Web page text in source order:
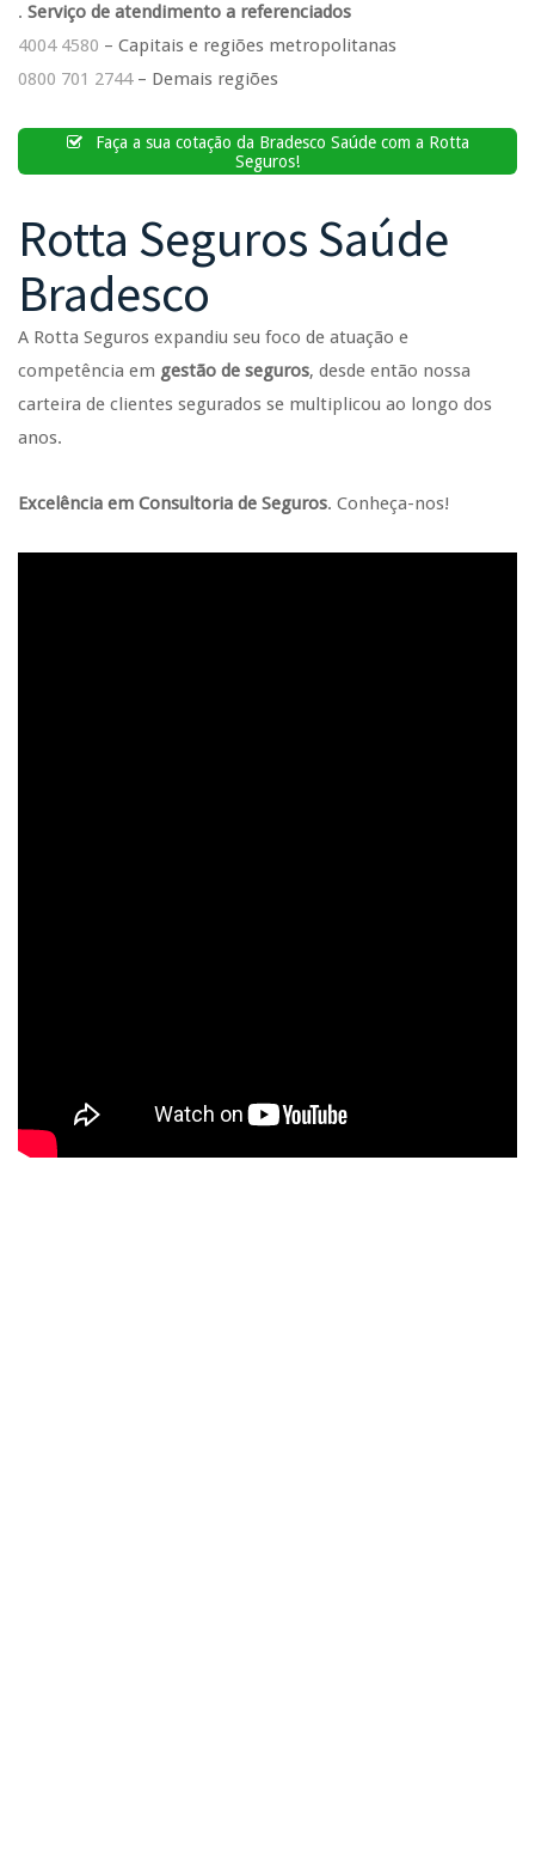
. Serviço de atendimento a referenciados
4004 4580 – Capitais e regiões metropolitanas
0800 701 2744– Demais regiões
Faça a sua cotação da Bradesco Saúde com a Rotta
Seguros!
Rotta Seguros Saúde
Bradesco
A Rotta Seguros expandiu seu foco de atuação e
competência em gestão de seguros, desde então nossa
carteira de clientes segurados se multiplicou ao longo dos
anos.
Excelência em Consultoria de Seguros. Conheça-nos!